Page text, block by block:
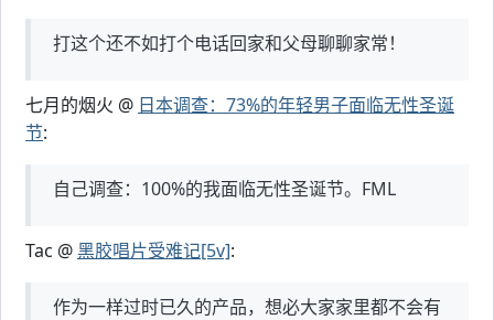
打这个还不如打个电话回家和父母聊聊家常！
七月的烟火 @ 日本调查：73%的年轻男子面临无性圣诞
节:
自己调查：100%的我面临无性圣诞节。FML
Tac @黑胶唱片受难记[5v]:
作为一样过时已久的产品，想必大家家里都不会有